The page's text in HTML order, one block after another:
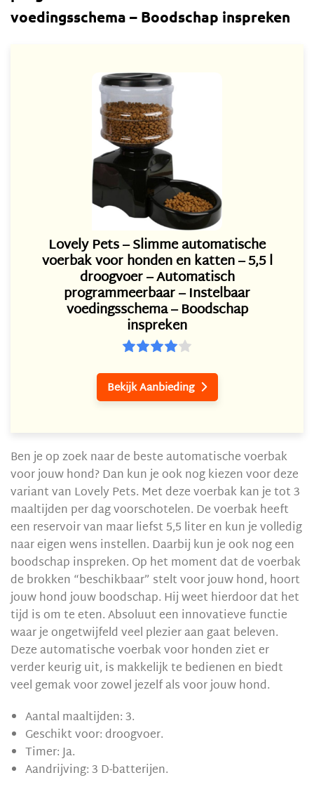
voedingsschema – Boodschap inspreken
Lovely Pets – Slimme automatische
voerbak voor honden en katten – 5,5 l
droogvoer – Automatisch
programmeerbaar – Instelbaar
voedingsschema – Boodschap
inspreken
Bekijk Aanbieding 
Ben je op zoek naar de beste automatische voerbak
voor jouw hond? Dan kun je ook nog kiezen voor deze
variant van Lovely Pets. Met deze voerbak kan je tot 3
maaltijden per dag voorschotelen. De voerbak heeft
een reservoir van maar liefst 5,5 liter en kun je volledig
naar eigen wens instellen. Daarbij kun je ook nog een
boodschap inspreken. Op het moment dat de voerbak
de brokken “beschikbaar” stelt voor jouw hond, hoort
jouw hond jouw boodschap. Hij weet hierdoor dat het
tijd is om te eten. Absoluut een innovatieve functie
waar je ongetwijfeld veel plezier aan gaat beleven.
Deze automatische voerbak voor honden ziet er
verder keurig uit, is makkelijk te bedienen en biedt
veel gemak voor zowel jezelf als voor jouw hond.
Aantal maaltijden: 3.
Geschikt voor: droogvoer.
Timer: Ja.
Aandrijving: 3 D-batterijen.